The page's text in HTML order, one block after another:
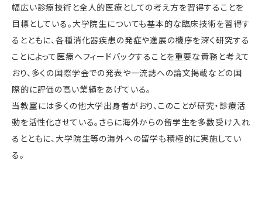
幅広い診療技術と全人的医療としての考え方を習得することを
目標としている。大学院生についても基本的な臨床技術を習得す
るとともに、各種消化器疾患の発症や進展の機序を深く研究する
ことによって医療へフィードバックすることを重要な責務と考えて
おり、多くの国際学会での発表や一流誌への論文掲載などの国
際的に評価の高い業績をあげている。
当教室には多くの他大学出身者がおり、このことが研究・診療活
動を活性化させている。さらに海外からの留学生を多数受け入れ
るとともに、大学院生等の海外への留学も積極的に実施してい
る。